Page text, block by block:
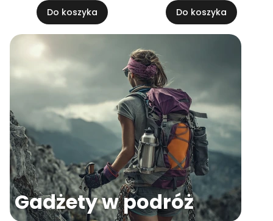
Do koszyka Do koszyka
Gadżety w podróż